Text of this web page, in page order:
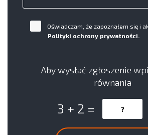
Oświadczam, że zapoznałem się i
Polityki ochrony prywatności.
Aby wysłać zgłoszenie
równania
3 + 2 =